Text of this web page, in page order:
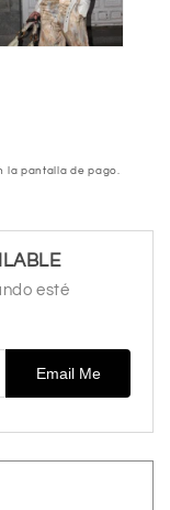
la pantalla de pago.
esté
Email Me